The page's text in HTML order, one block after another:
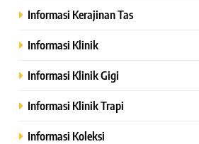
Informasi Kerajinan Tas
Informasi Klinik
Informasi Klinik Gigi
Informasi Klinik Trapi
Informasi Koleksi